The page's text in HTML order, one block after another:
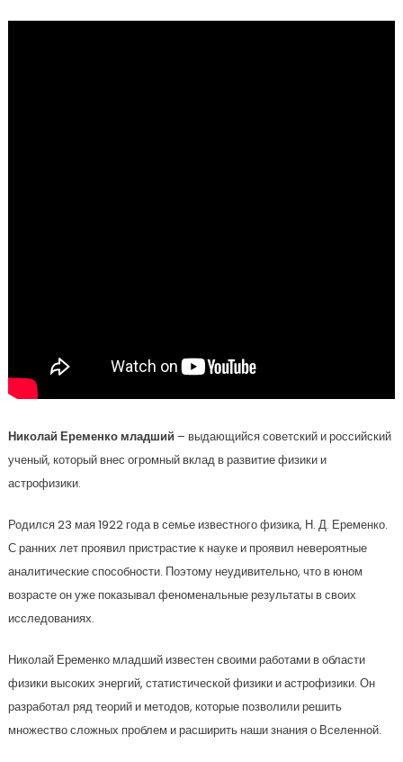
Николай Еременко младший – выдающийся советский и российский
ученый, который внес огромный вклад в развитие физики и
астрофизики.
Родился 23 мая 1922 года в семье известного физика, Н. Д. Еременко.
С ранних лет проявил пристрастие к науке и проявил невероятные
аналитические способности. Поэтому неудивительно, что в юном
возрасте он уже показывал феноменальные результаты в своих
исследованиях.
Николай Еременко младший известен своими работами в области
физики высоких энергий, статистической физики и астрофизики. Он
разработал ряд теорий и методов, которые позволили решить
множество сложных проблем и расширить наши знания о Вселенной.